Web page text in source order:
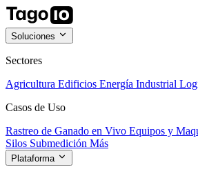
Soluciones
Sectores
Agricultura Edificios Energía Industrial
Casos de Uso
Rastreo de Ganado en Vivo Equipos y
Silos Submedición Más
Plataforma